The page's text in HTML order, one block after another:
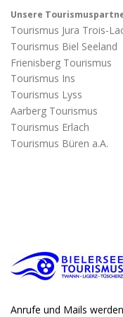
Unsere
Tourismus Jura Trois-
Tourismus Biel Seeland
Frienisberg Tourismus
Tourismus Ins
Tourismus Lyss
Aarberg Tourismus
Tourismus Erlach
Tourismus Büren a.A.
Anrufe und Mails